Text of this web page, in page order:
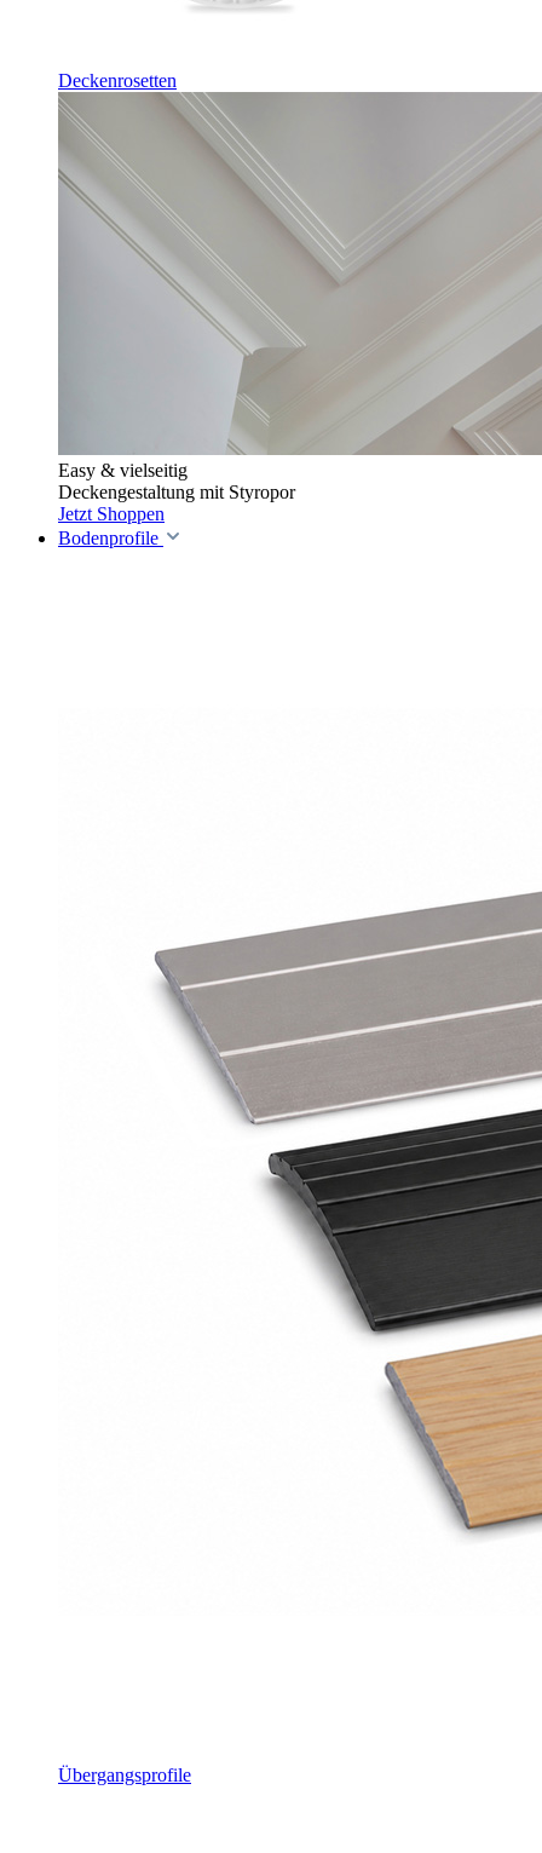
Deckenrosetten
Easy & vielseitig
Deckengestaltung mit Styropor
Jetzt Shoppen
Bodenprofile
Übergangsprofile